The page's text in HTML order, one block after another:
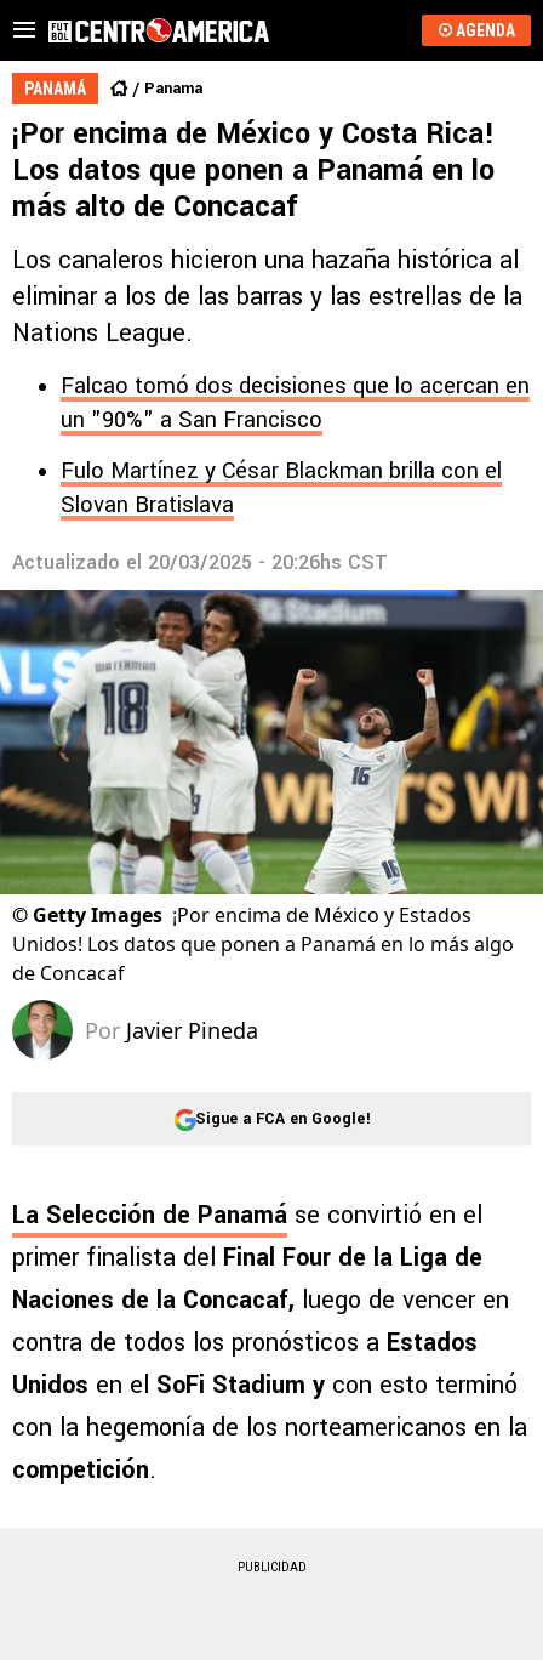
AGENDA
PANAMÁ Panama
¡Por encima de México y Costa Rica!
Los datos que ponen a Panamá en lo
más alto de Concacaf
Los canaleros hicieron una hazaña histórica al
eliminar a los de las barras y las estrellas de la
Nations League.
Falcao tomó dos decisiones que lo acercan en
un "90%" a San Francisco
Fulo Martínez y César Blackman brilla con el
Slovan Bratislava
Actualizado el 20/03/2025 - 20:26hs CST
© Getty Images ¡Por encima de México y Estados
Unidos! Los datos que ponen a Panamá en lo más algo
de Concacaf
Por Javier Pineda
Sigue a FCA en Google!
La Selección de Panamá se convirtió en el
primer finalista del Final Four de la Liga de
Naciones de la Concacaf, luego de vencer en
contra de todos los pronósticos a Estados
Unidos en el SoFi Stadium y con esto terminó
con la hegemonía de los norteamericanos en la
competición.
PUBLICIDAD